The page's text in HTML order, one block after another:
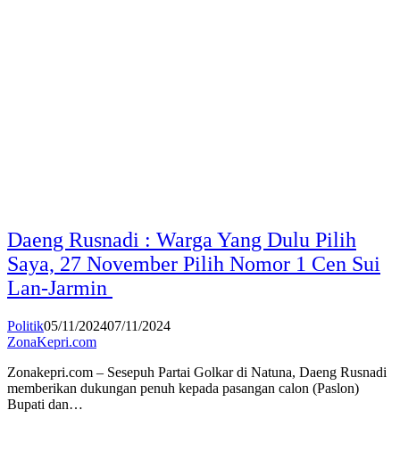
Daeng Rusnadi : Warga Yang Dulu Pilih
Saya, 27 November Pilih Nomor 1 Cen Sui
Lan-Jarmin
Politik05/11/202407/11/2024
ZonaKepri.com
Zonakepri.com – Sesepuh Partai Golkar di Natuna, Daeng Rusnadi
memberikan dukungan penuh kepada pasangan calon (Paslon)
Bupati dan…